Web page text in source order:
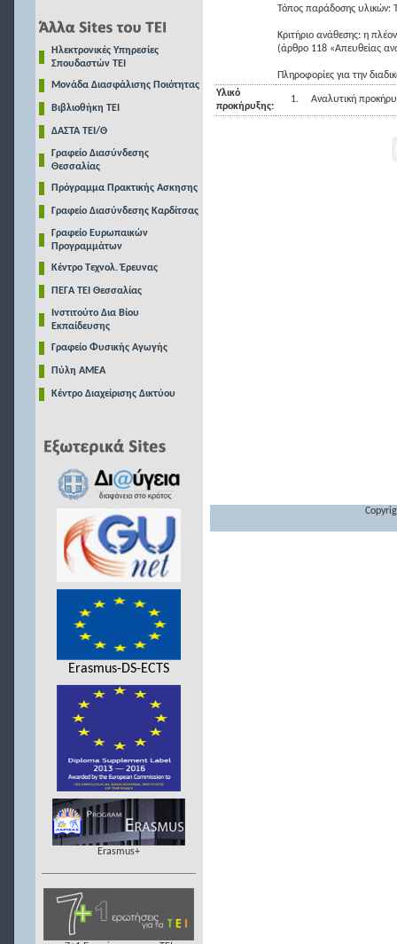
Ηλεκτρονικές Υπηρεσίες
Σπουδαστών ΤΕΙ
Μονάδα Διασφάλισης Ποιότητας
Βιβλιοθήκη ΤΕΙ
ΔΑΣΤΑ ΤΕΙ/Θ
Γραφείο Διασύνδεσης
Θεσσαλίας
Πρόγραμμα Πρακτικής Ασκησης
Γραφείο Διασύνδεσης Καρδίτσας
Γραφείο Ευρωπαικών
Προγραμμάτων
Κέντρο Τεχνολ. Έρευνας
ΠΕΓΑ ΤΕΙ Θεσσαλίας
Ινστιτούτο Δια Βίου
Εκπαίδευσης
Γραφείο Φυσικής Αγωγής
Πύλη ΑΜΕΑ
Κέντρο Διαχείρισης Δικτύου
Erasmus-DS-ECTS
Erasmus+
Τόπος παράδοσης υλικών:
Κριτήριο ανάθεσης: η
(άρθρο 118 «Απευθείας
Πληροφορίες για την
Υλικό
προκήρυξης:
1. Αναλυτική